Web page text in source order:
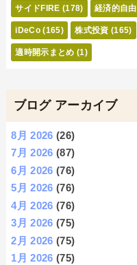
サイドFIRE (178) 経済的自由
iDeCo (165) 株式投資 (165)
適時開示まとめ (1)
ブログ アーカイブ
8月 2026 (26)
7月 2026 (87)
6月 2026 (76)
5月 2026 (76)
4月 2026 (76)
3月 2026 (75)
2月 2026 (75)
1月 2026 (75)